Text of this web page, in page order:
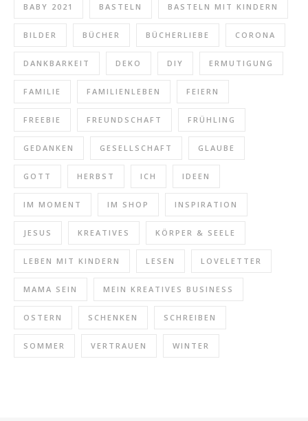
BABY 2021 BASTELN BASTELN MIT KINDERN
BILDER BÜCHER BÜCHERLIEBE CORONA
DANKBARKEIT DEKO DIY ERMUTIGUNG
FAMILIE FAMILIENLEBEN FEIERN
FREEBIE FREUNDSCHAFT FRÜHLING
GEDANKEN GESELLSCHAFT GLAUBE
GOTT HERBST ICH IDEEN
IM MOMENT IM SHOP INSPIRATION
JESUS KREATIVES KÖRPER & SEELE
LEBEN MIT KINDERN LESEN LOVELETTER
MAMA SEIN MEIN KREATIVES BUSINESS
OSTERN SCHENKEN SCHREIBEN
SOMMER VERTRAUEN WINTER